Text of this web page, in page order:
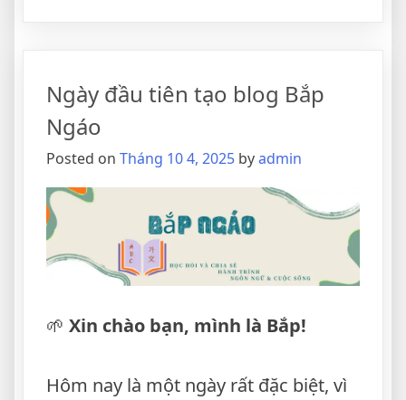
Ngày đầu tiên tạo blog Bắp
Ngáo
Posted on Tháng 10 4, 2025 byadmin
🌱 Xin chào bạn, mình là Bắp!
Hôm nay là một ngày rất đặc biệt, vì